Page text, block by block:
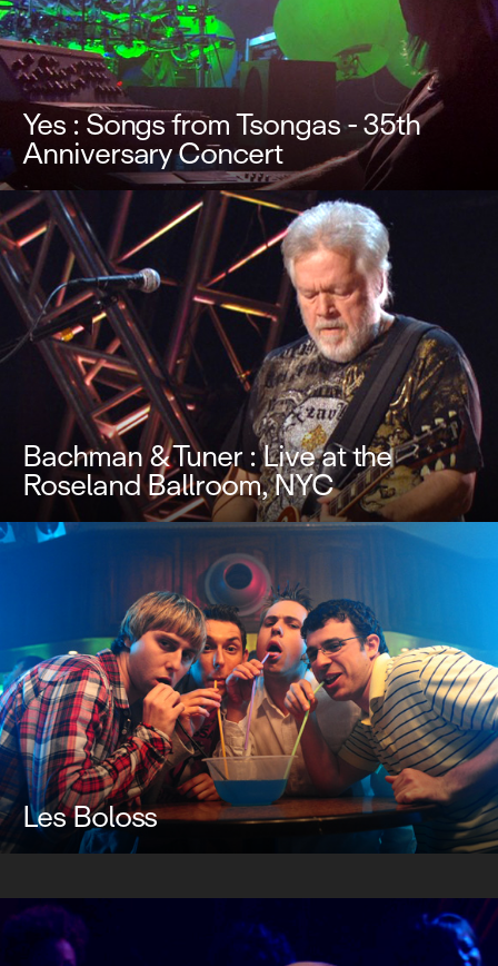
Yes : Songs from Tsongas - 35th
Anniversary Concert
Bachman & Tuner : Live at the
Roseland Ballroom, NYC
Les Boloss